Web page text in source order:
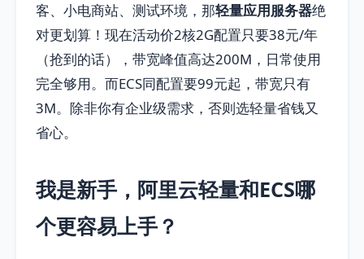
客、小电商站、测试环境，那轻量应用服务器绝
对更划算！现在活动价2核2G配置只要38元/年
（抢到的话），带宽峰值高达200M，日常使用
完全够用。而ECS同配置要99元起，带宽只有
3M。除非你有企业级需求，否则选轻量省钱又
省心。
我是新手，阿里云轻量和ECS哪
个更容易上手？